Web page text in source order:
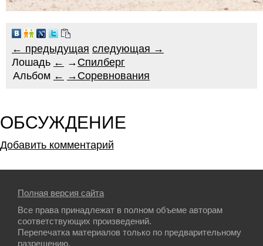
← предыдущая следующая →
Лошадь ← → Спилберг
Альбом ← → Соревнования
ОБСУЖДЕНИЕ
Добавить комментарий
Полная версия сайта
Все права принадлежат в полном объеме авторам
соответствующих произведений.
Перепечатка материалов только по предварительному
разрешению.